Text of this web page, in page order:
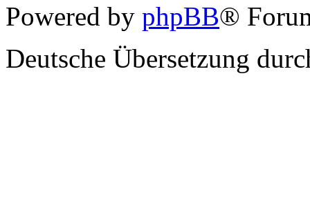
Powered by phpBB®
Deutsche Übersetzung